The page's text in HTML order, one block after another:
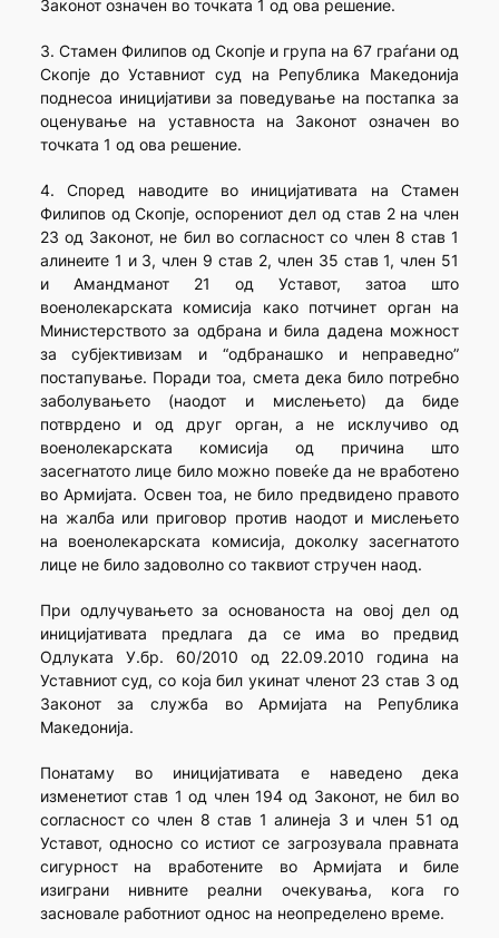
Законот означен во точката 1 од ова решение.
3. Стамен Филипов од Скопје и група на 67 граѓани од
Скопје до Уставниот суд на Република Македонија
поднесоа иницијативи за поведување на постапка за
оценување на уставноста на Законот означен во
точката 1 од ова решение.
4. Според наводите во иницијативата на Стамен
Филипов од Скопје, оспорениот дел од став 2 на член
23 од Законот, не бил во согласност со член 8 став 1
алинеите 1 и 3, член 9 став 2, член 35 став 1, член 51
и Амандманот 21 од Уставот, затоа што
военолекарската комисија како потчинет орган на
Министерството за одбрана и била дадена можност
за субјективизам и “одбранашко и неправедно”
постапување. Поради тоа, смета дека било потребно
заболувањето (наодот и мислењето) да биде
потврдено и од друг орган, а не исклучиво од
военолекарската комисија од причина што
засегнатото лице било можно повеќе да не вработено
во Армијата. Освен тоа, не било предвидено правото
на жалба или приговор против наодот и мислењето
на военолекарската комисија, доколку засегнатото
лице не било задоволно со таквиот стручен наод.
При одлучувањето за основаноста на овој дел од
иницијативата предлага да се има во предвид
Одлуката У.бр. 60/2010 од 22.09.2010 година на
Уставниот суд, со која бил укинат членот 23 став 3 од
Законот за служба во Армијата на Република
Македонија.
Понатаму во иницијативата е наведено дека
изменетиот став 1 од член 194 од Законот, не бил во
согласност со член 8 став 1 алинеја 3 и член 51 од
Уставот, односно со истиот се загрозувала правната
сигурност на вработените во Армијата и биле
изиграни нивните реални очекувања, кога го
засновале работниот однос на неопределено време.